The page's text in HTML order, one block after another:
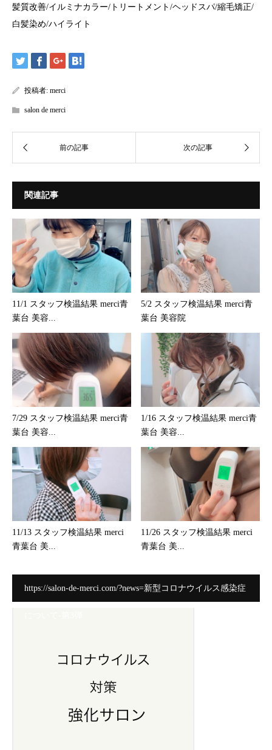
髪質改善/イルミナカラー/ トリートメント /ヘッドスパ/縮毛矯正/
白髪染め/ハイライト
投稿者: merci
salon de merci
関連記事
11/1 スタッフ検温結果 merci青
葉台 美容...
5/2 スタッフ検温結果 merci青
葉台 美容院
7/29 スタッフ検温結果 merci青
葉台 美容...
1/16 スタッフ検温結果 merci青
葉台 美容...
11/13 スタッフ検温結果 merci
青葉台 美...
11/26 スタッフ検温結果 merci
青葉台 美...
https://salon-de-merci.com/?news=新型コロナウイルス感染症